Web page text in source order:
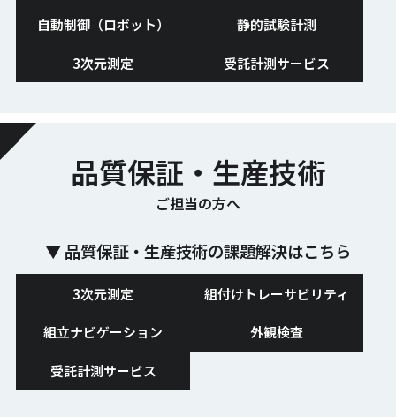
自動制御（ロボット） 静的試験計測
3次元測定 受託計測サービス
品質保証・生産技術
ご担当の方へ
▼ 品質保証・生産技術の課題解決はこちら
3次元測定 組付けトレーサビリティ
組立ナビゲーション 外観検査
受託計測サービス